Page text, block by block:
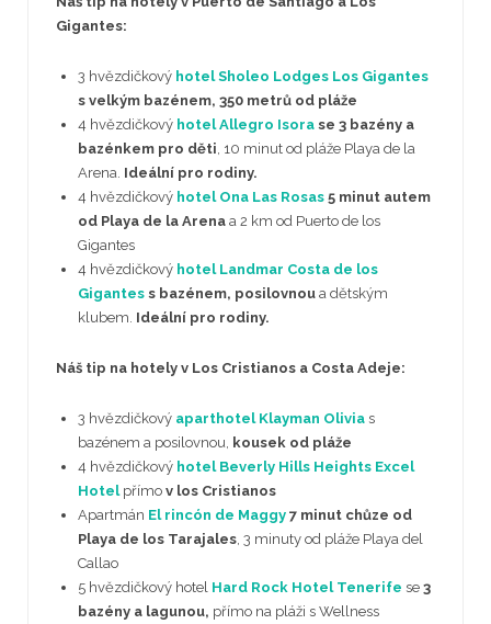
Gigantes:
3 hvězdičkový hotel Sholeo Lodges Los Gigantes
s velkým bazénem, 350 metrů od pláže
4 hvězdičkový hotel Allegro Isora se 3 bazény a
bazénkem pro děti, 10 minut od pláže Playa de la
Arena. Ideální pro rodiny.
4 hvězdičkový hotel Ona Las Rosas 5 minut autem
od Playa de la Arena a 2 km od Puerto de los
Gigantes
4 hvězdičkový hotel Landmar Costa de los
Gigantes s bazénem, posilovnou a dětským
klubem. Ideální pro rodiny.
Náš tip na hotely v Los Cristianos a Costa Adeje:
3 hvězdičkový aparthotel Klayman Olivia s
bazénem a posilovnou, kousek od pláže
4 hvězdičkový hotel Beverly Hills Heights Excel
Hotelpřímo v los Cristianos
Apartmán El rincón de Maggy 7 minut chůze od
Playa de los Tarajales, 3 minuty od pláže Playa del
Callao
5 hvězdičkový hotel Hard Rock Hotel Tenerife se 3
bazény a lagunou, přímo na pláži s Wellness